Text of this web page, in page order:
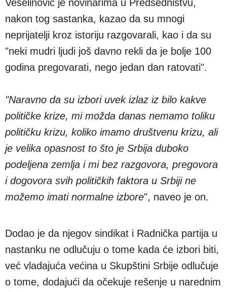
Veselinović je novinarima u Predsedništvu,
nakon tog sastanka, kazao da su mnogi
neprijatelji kroz istoriju razgovarali, kao i da su
"neki mudri ljudi još davno rekli da je bolje 100
godina pregovarati, nego jedan dan ratovati".
"Naravno da su izbori uvek izlaz iz bilo kakve
političke krize, mi možda danas nemamo toliku
političku krizu, koliko imamo društvenu krizu, ali
je velika opasnost to što je Srbija duboko
podeljena zemlja i mi bez razgovora, pregovora
i dogovora svih političkih faktora u Srbiji ne
možemo imati normalne izbore", naveo je on.
Dodao je da njegov sindikat i Radnička partija u
nastanku ne odlučuju o tome kada će izbori biti,
već vladajuća većina u Skupštini Srbije odlučuje
o tome, dodajući da očekuje rešenje u narednim